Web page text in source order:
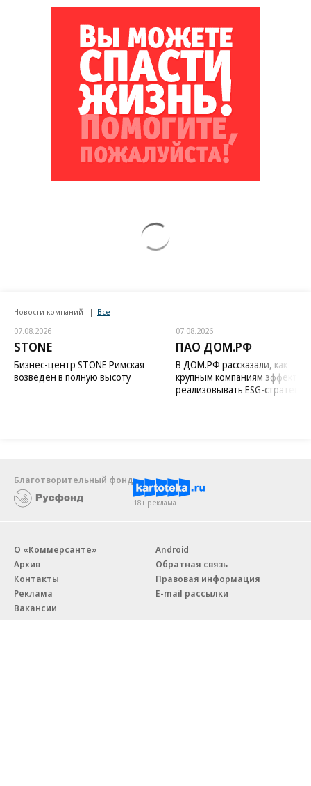
Новости компаний Все
07.08.2026
STONE
Бизнес-центр STONE Римская
возведен в полную высоту
07.08.2026
ПАО ДОМ.РФ
В ДОМ.РФ рассказали, как
крупным компаниям
реализовывать ESG-стратегию
Благотворительный фонд
18+ реклама
О «Коммерсанте»
Архив
Контакты
Реклама
Вакансии
Android
Обратная связь
Правовая информация
E-mail рассылки